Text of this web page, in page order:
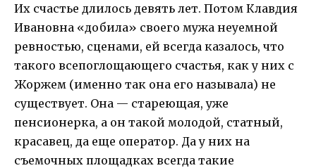
Их счастье длилось девять лет. Потом Клавдия
Ивановна «добила» своего мужа неуемной
ревностью, сценами, ей всегда казалось, что
такого всепоглощающего счастья, как у них с
Жоржем (именно так она его называла) не
существует. Она — стареющая, уже
пенсионерка, а он такой молодой, статный,
красавец, да еще оператор. Да у них на
съемочных площадках всегда такие